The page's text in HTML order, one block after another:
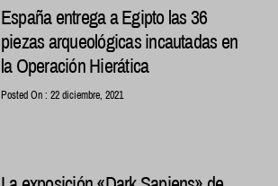
España entrega a Egipto las 36
piezas arqueológicas incautadas en
la Operación Hierática
Posted On : 22 diciembre, 2021